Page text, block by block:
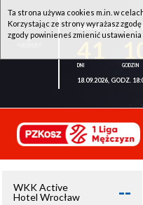
WKK ACTIVE HOTEL
18.09.2026, GODZ.
WKK Active
Hotel Wrocław
--
Ta strona używa cookies m.in. w
Korzystając ze strony wyrażasz
zgody powinieneś zmienić